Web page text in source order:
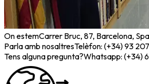
On estemCarrer Bruc, 87, Barcelona,
Parla amb nosaltresTelèfon: (+34) 93
Tens alguna pregunta?Whatsapp: (+34)